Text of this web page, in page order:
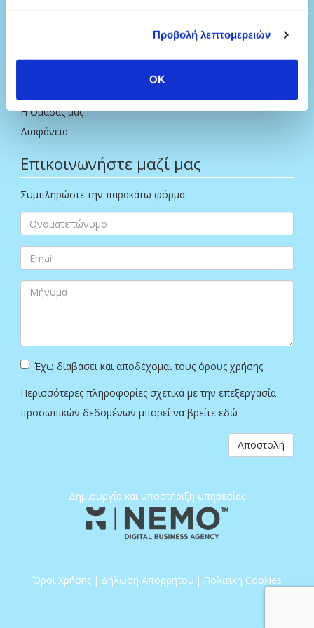
Προβολή λεπτομερειών
OK
Μέσω Τραπέζης
Ποιοί είμαστε
Η Ομάδας μας
Διαφάνεια
Επικοινωνήστε μαζί μας
Συμπληρώστε την παρακάτω φόρμα:
Έχω διαβάσει και αποδέχομαι τους όρους χρήσης.
Περισσότερες πληροφορίες σχετικά με την επεξεργασία
προσωπικών δεδομένων μπορεί να βρείτε εδώ
Αποστολή
Δημιουργία και υποστήριξη υπηρεσίας
Όροι Χρήσης | Δήλωση Απορρήτου | Πολιτική Cookies